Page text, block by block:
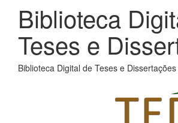
Biblioteca
Teses e
Biblioteca Digital de Teses e Dissertações